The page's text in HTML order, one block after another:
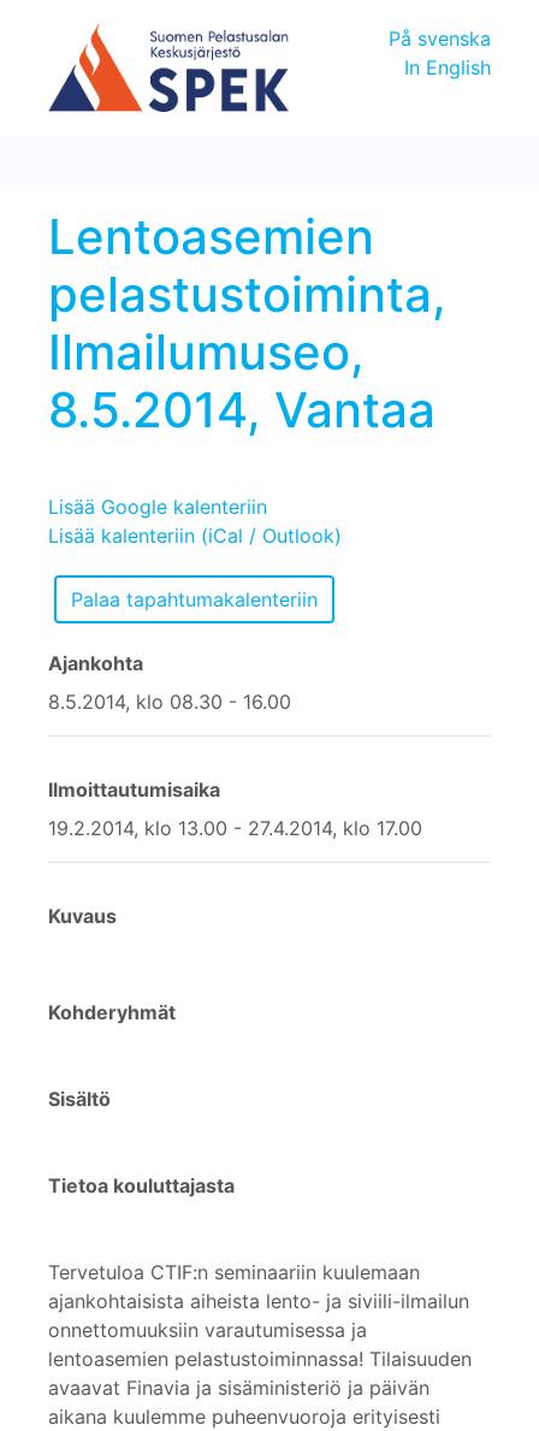
På svenska
In English
Lentoasemien
pelastustoiminta,
Ilmailumuseo,
8.5.2014, Vantaa
Lisää Google kalenteriin
Lisää kalenteriin (iCal / Outlook)
Ajankohta
8.5.2014, klo 08.30 - 16.00
Ilmoittautumisaika
19.2.2014, klo 13.00 - 27.4.2014, klo 17.00
Kuvaus
Kohderyhmät
Sisältö
Tietoa kouluttajasta
Tervetuloa CTIF:n seminaariin kuulemaan
ajankohtaisista aiheista lento- ja siviili-ilmailun
onnettomuuksiin varautumisessa ja
lentoasemien pelastustoiminnassa! Tilaisuuden
avaavat Finavia ja sisäministeriö ja päivän
aikana kuulemme puheenvuoroja erityisesti